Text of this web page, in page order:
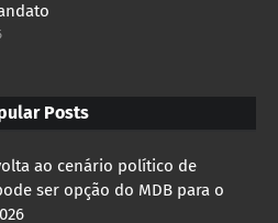
Posts
ao cenário político de
ser opção do MDB para o